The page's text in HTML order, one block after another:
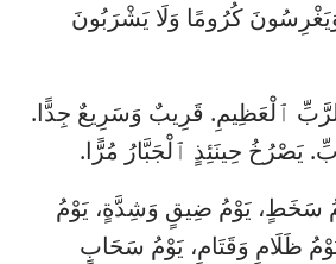
وَيَغْرِسُونَ كُرُومًا وَلَا يَشْرَبُونَ
ٱلْعَظِيمِ. قَرِيبٌ وَسَرِيعٌ جِدًّا.
يَصْرُخُ حِينَئِذٍ ٱلْجَبَّارُ مُرًّا.
سَخَطٍ، يَوْمُ ضِيقٍ وَشِدَّةٍ، يَوْمُ
ظَلَامٍ وَقَتَامٍ، يَوْمُ سَحَابٍ